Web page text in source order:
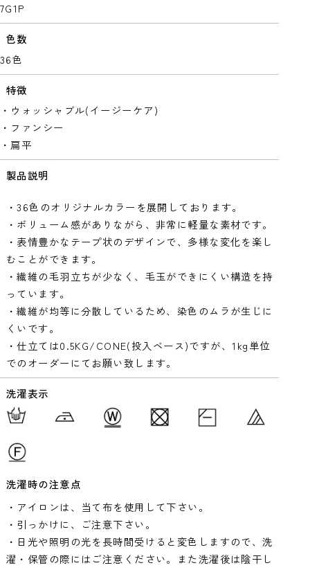
7G1P
色数
36色
特徴
・ウォッシャブル(イージーケア)
・ファンシー
・扁平
製品説明
・36色のオリジナルカラーを展開しております。
・ボリューム感がありながら、非常に軽量な素材です。
・表情豊かなテープ状のデザインで、多様な変化を楽し
むことができます。
・繊維の毛羽立ちが少なく、毛玉ができにくい構造を持
っています。
・繊維が均等に分散しているため、染色のムラが生じに
くいです。
・仕立ては0.5KG/CONE(投入ベース)ですが、1kg単位
でのオーダーにてお願い致します。
洗濯表示
洗濯時の注意点
・アイロンは、当て布を使用して下さい。
・引っかけに、ご注意下さい。
・日光や照明の光を長時間受けると変色しますので、洗
濯・保管の際にはご注意ください。また洗濯後は陰干し